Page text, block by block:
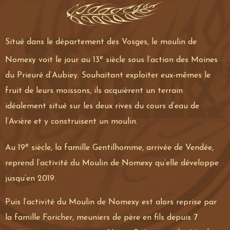
Situé dans le département des Vosges, le moulin de
Nomexy voit le jour au 13e siècle sous l’action des Moines
du Prieuré d’Aubiey. Souhaitant exploiter eux-mêmes le
fruit de leurs moissons, ils acquièrent un terrain
idéalement situé sur les deux rives du cours d’eau de
l’Avière et y construisent un moulin.
Au 19e siècle, la famille Gentilhomme, arrivée de Vendée,
reprend l’activité du Moulin de Nomexy qu’elle développe
jusqu’en 2019.
Puis l’activité du Moulin de Nomexy est alors reprise par
la famille Foricher, meuniers de père en fils depuis 7